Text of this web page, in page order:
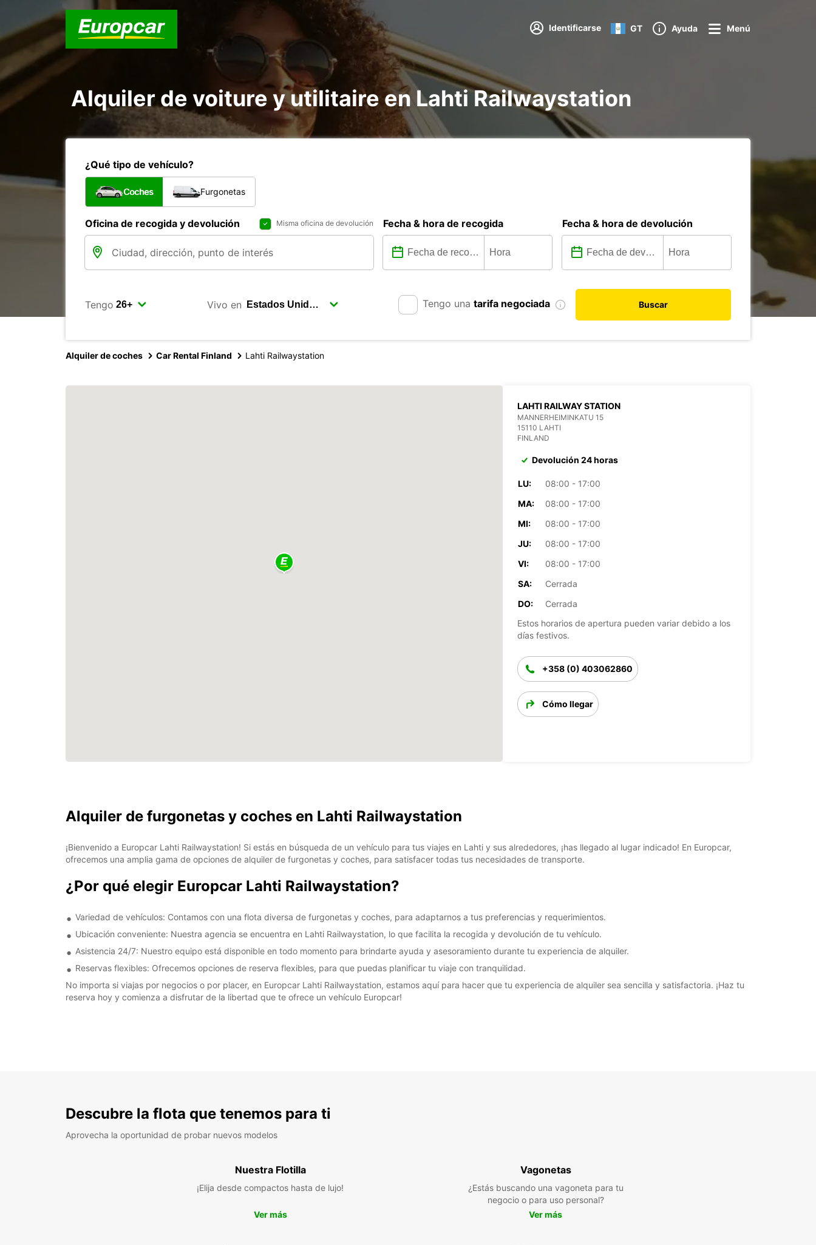
Identificarse GT Ayuda Menú
Alquiler de voiture y utilitaire en Lahti Railwaystation
¿Qué tipo de vehículo?
Coches Furgonetas
Oficina de recogida y devolución Misma oficina de devolución Fecha & hora de recogida Fecha & hora de devolución
Tengo Vivo en Tengo una tarifa negociada Buscar
Alquiler de coches Car Rental Finland Lahti Railwaystation
LAHTI RAILWAY STATION
MANNERHEIMINKATU 15
15110 LAHTI
FINLAND
Devolución 24 horas
LU:
08:00 - 17:00
MA:
08:00 - 17:00
MI:
08:00 - 17:00
JU:
08:00 - 17:00
VI:
08:00 - 17:00
SA:
Cerrada
DO:
Cerrada
Estos horarios de apertura pueden variar debido a los
días festivos.
+358 (0) 403062860
Cómo llegar
Alquiler de furgonetas y coches en Lahti Railwaystation
¡Bienvenido a Europcar Lahti Railwaystation! Si estás en búsqueda de un vehículo para tus viajes en Lahti y sus alrededores, ¡has llegado al lugar indicado! En Europcar,
ofrecemos una amplia gama de opciones de alquiler de furgonetas y coches, para satisfacer todas tus necesidades de transporte.
¿Por qué elegir Europcar Lahti Railwaystation?
Variedad de vehículos: Contamos con una flota diversa de furgonetas y coches, para adaptarnos a tus preferencias y requerimientos.
Ubicación conveniente: Nuestra agencia se encuentra en Lahti Railwaystation, lo que facilita la recogida y devolución de tu vehículo.
Asistencia 24/7: Nuestro equipo está disponible en todo momento para brindarte ayuda y asesoramiento durante tu experiencia de alquiler.
Reservas flexibles: Ofrecemos opciones de reserva flexibles, para que puedas planificar tu viaje con tranquilidad.
No importa si viajas por negocios o por placer, en Europcar Lahti Railwaystation, estamos aquí para hacer que tu experiencia de alquiler sea sencilla y satisfactoria. ¡Haz tu
reserva hoy y comienza a disfrutar de la libertad que te ofrece un vehículo Europcar!
Descubre la flota que tenemos para ti
Aprovecha la oportunidad de probar nuevos modelos
Nuestra Flotilla
¡Elija desde compactos hasta de lujo!
Ver más
Vagonetas
¿Estás buscando una vagoneta para tu
negocio o para uso personal?
Ver más